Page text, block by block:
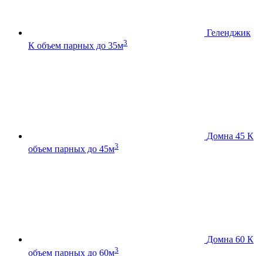
Геленджик
К объем парных до 35м3
Домна 45 К
объем парных до 45м3
Домна 60 К
объем парных до 60м3